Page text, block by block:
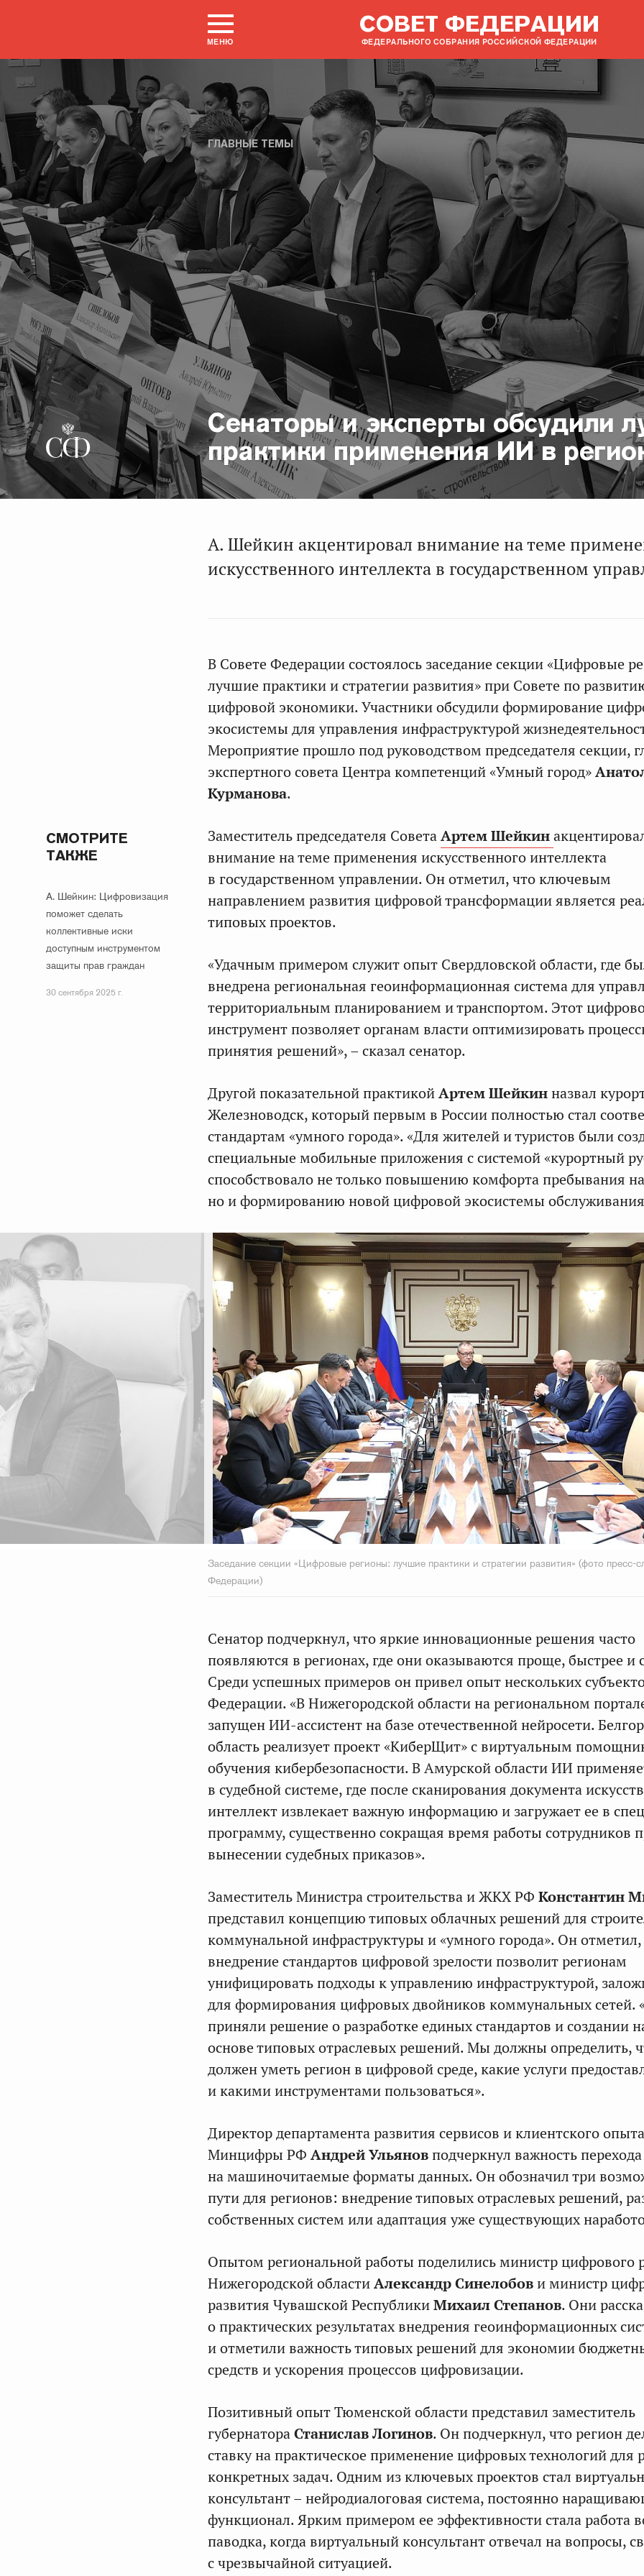
МЕНЮ
СОВЕТ ФЕДЕРАЦИИ
ФЕДЕРАЛЬНОГО СОБРАНИЯ РОССИЙСКОЙ ФЕДЕРАЦИИ
ГЛАВНЫЕ ТЕМЫ
Сенаторы и эксперты обсудили
практики применения ИИ в
А. Шейкин акцентировал внимание на теме
искусственного интеллекта в государственном
В Совете Федерации состоялось заседание секции «Цифровые
лучшие практики и стратегии развития» при Совете по
цифровой экономики. Участники обсудили формирование
экосистемы для управления инфраструктурой
Мероприятие прошло под руководством председателя секции,
экспертного совета Центра компетенций «Умный город»
Курманова.
СМОТРИТЕ
ТАКЖЕ
А. Шейкин: Цифровизация
поможет сделать
коллективные иски
доступным инструментом
защиты прав граждан
30 сентября 2025 г.
Заместитель председателя СоветаАртем Шейкин
внимание на теме применения искусственного интеллекта
в государственном управлении. Он отметил, что ключевым
направлением развития цифровой трансформации является
типовых проектов.
«Удачным примером служит опыт Свердловской области, где
внедрена региональная геоинформационная система для
территориальным планированием и транспортом. Этот
инструмент позволяет органам власти оптимизировать
принятия решений», – сказал сенатор.
Другой показательной практикойАртем Шейкинназвал
Железноводск, который первым в России полностью стал
стандартам «умного города». «Для жителей и туристов были
специальные мобильные приложения с системой «курортный
способствовало не только повышению комфорта пребывания
но и формированию новой цифровой экосистемы
Заседание секции «Цифровые регионы: лучшие практики и стратегии развития» (фото пресс-
Федерации)
Сенатор подчеркнул, что яркие инновационные решения часто
появляются в регионах, где они оказываются проще, быстрее и
Среди успешных примеров он привел опыт нескольких
Федерации. «В Нижегородской области на региональном
запущен ИИ-ассистент на базе отечественной нейросети.
область реализует проект «КиберЩит» с виртуальным
обучения кибербезопасности. В Амурской области ИИ
в судебной системе, где после сканирования документа
интеллект извлекает важную информацию и загружает ее в
программу, существенно сокращая время работы сотрудников
вынесении судебных приказов».
Заместитель Министра строительства и ЖКХ РФ Константин
представил концепцию типовых облачных решений для
коммунальной инфраструктуры и «умного города». Он отметил,
внедрение стандартов цифровой зрелости позволит регионам
унифицировать подходы к управлению инфраструктурой,
для формирования цифровых двойников коммунальных сетей.
приняли решение о разработке единых стандартов и создании
основе типовых отраслевых решений. Мы должны определить,
должен уметь регион в цифровой среде, какие услуги
и какими инструментами пользоваться».
Директор департамента развития сервисов и клиентского опыта
Минцифры РФ Андрей Ульяновподчеркнул важность перехода
на машиночитаемые форматы данных. Он обозначил три
пути для регионов: внедрение типовых отраслевых решений,
собственных систем или адаптация уже существующих
Опытом региональной работы поделились министр цифрового
Нижегородской областиАлександр Синелобови министр
развития Чувашской РеспубликиМихаил Степанов. Они
о практических результатах внедрения геоинформационных
и отметили важность типовых решений для экономии
средств и ускорения процессов цифровизации.
Позитивный опыт Тюменской области представил заместитель
губернатораСтанислав Логинов. Он подчеркнул, что регион
ставку на практическое применение цифровых технологий для
конкретных задач. Одним из ключевых проектов стал
консультант – нейродиалоговая система, постоянно
функционал. Ярким примером ее эффективности стала работа
паводка, когда виртуальный консультант отвечал на вопросы,
с чрезвычайной ситуацией.